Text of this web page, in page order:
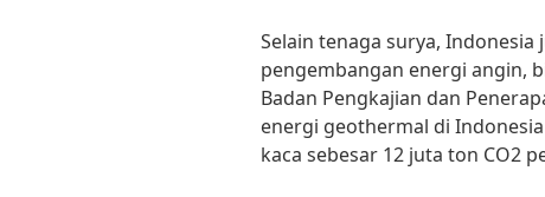
Selain tenaga surya,
pengembangan energi angin,
Badan Pengkajian dan
energi geothermal di
kaca sebesar 12 juta ton CO2